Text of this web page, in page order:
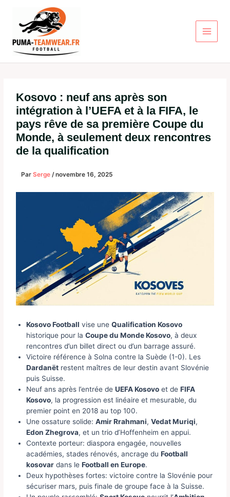
contenu
Kosovo : neuf ans après son
intégration à l’UEFA et à la FIFA, le
pays rêve de sa première Coupe du
Monde, à seulement deux rencontres
de la qualification
ParSerge/novembre 16, 2025
Kosovo Football vise uneQualification Kosovo
historique pour laCoupe du Monde Kosovo, à deux
rencontres d’un billet direct ou d’un barrage assuré.
Victoire référence à Solna contre la Suède (1-0). Les
Dardanët restent maîtres de leur destin avant Slovénie
puis Suisse.
Neuf ans après l’entrée deUEFA Kosovo et deFIFA
Kosovo, la progression est linéaire et mesurable, du
premier point en 2018 au top 100.
Une ossature solide:Amir Rrahmani,Vedat Muriqi,
Edon Zhegrova, et un trio d’Hoffenheim en appui.
Contexte porteur: diaspora engagée, nouvelles
académies, stades rénovés, ancrage duFootball
kosovar dans leFootball en Europe.
Deux hypothèses fortes: victoire contre la Slovénie pour
sécuriser mars, puis finale de groupe face à la Suisse.